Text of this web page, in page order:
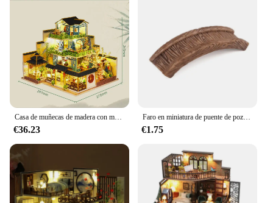
Casa de muñecas de madera con muebles, Kit de Casa de muñecas en miniatura, estilo chino, modelo de villa, juguetes, regalos de cumpleaños
€36.23
Faro en miniatura de puente de pozo de agua, artesanía de jardín de hadas de Casa Vintage, adorno artesanal, Mini adorno de jardín Vintage, decoración
€1.75